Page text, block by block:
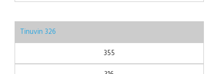
Tinuvin 326
355